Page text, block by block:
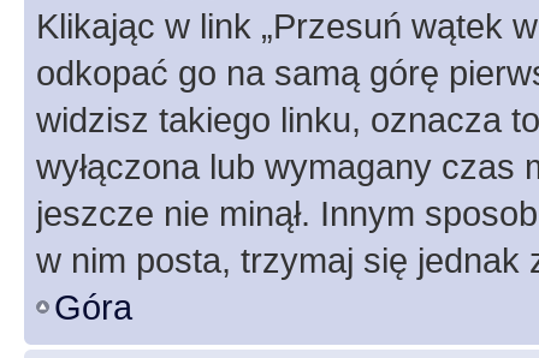
Klikając w link „Przesuń wątek
odkopać go na samą górę
widzisz takiego linku, oznacza
wyłączona lub wymagany czas
jeszcze nie minął. Innym
w nim posta, trzymaj się jednak
Góra